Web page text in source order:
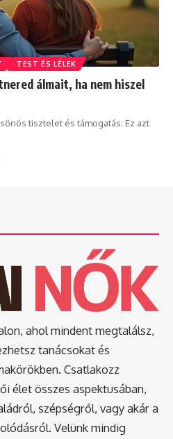
TEST ÉS LÉLEK
álmait, ha nem hiszel
tisztelet és támogatás. Ez azt
ahol mindent megtalálsz,
tanácsokat és
Csatlakozz
élet összes aspektusában,
szépségről, vagy akár a
Velünk mindig